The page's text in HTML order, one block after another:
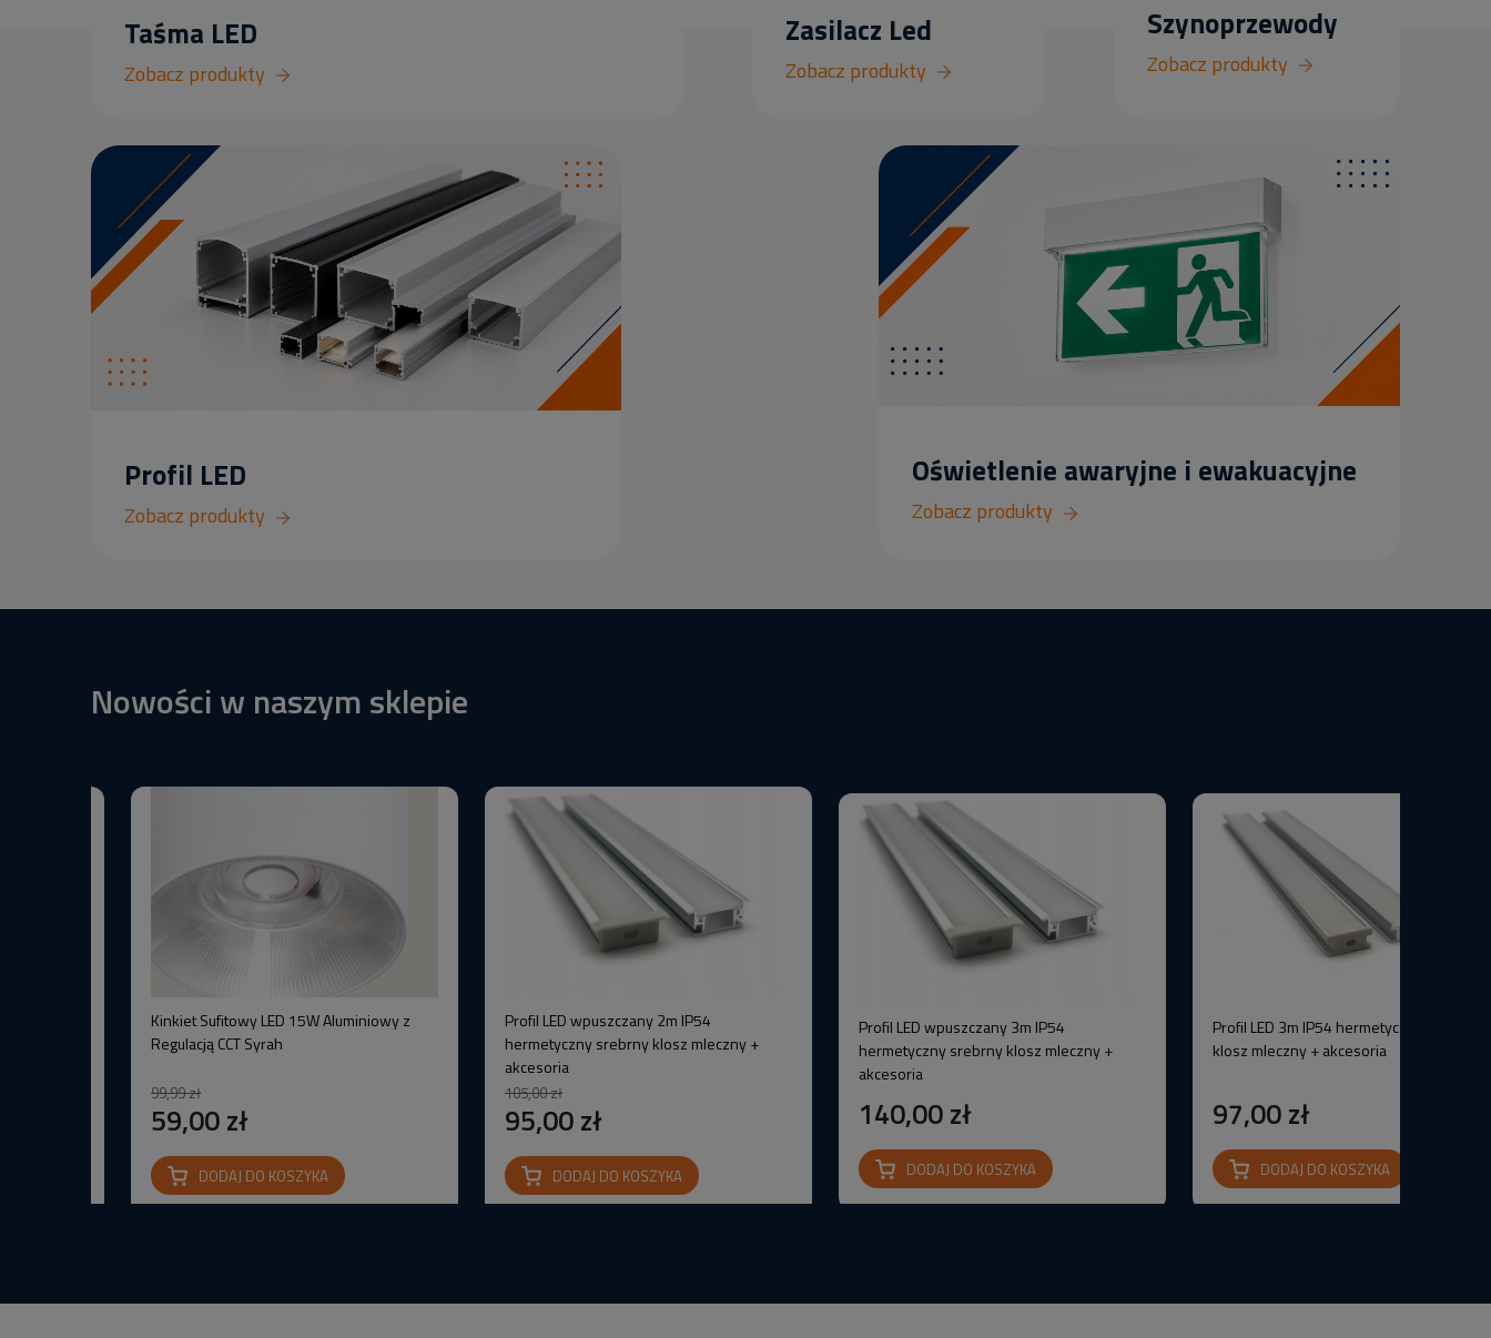
Taśma LED
Zobacz produkty
Zasilacz Led
Zobacz produkty
Szynoprzewody
Zobacz produkty
Profil LED
Zobacz produkty
Oświetlenie awaryjne i ewakuacyjne
Zobacz produkty
Nowości w naszym sklepie
Kinkiet Sufitowy LED 15W Aluminiowy z
Regulacją CCT Syrah
99,99 zł
59,00 zł
DODAJ DO KOSZYKA
Profil LED wpuszczany 2m IP54
hermetyczny srebrny klosz mleczny +
akcesoria
105,00 zł
95,00 zł
DODAJ DO KOSZYKA
Profil LED wpuszczany 3m IP54
hermetyczny srebrny klosz mleczny +
akcesoria
140,00 zł
DODAJ DO KOSZYKA
Profil LED 3m IP54 hermetyczny srebrny
klosz mleczny + akcesoria
97,00 zł
DODAJ DO KOSZYKA